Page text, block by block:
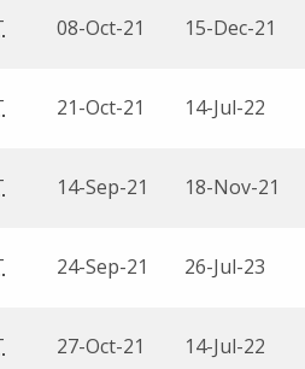
08-Oct-21 15-Dec-21
21-Oct-21 14-Jul-22
14-Sep-21 18-Nov-21
24-Sep-21 26-Jul-23
27-Oct-21 14-Jul-22